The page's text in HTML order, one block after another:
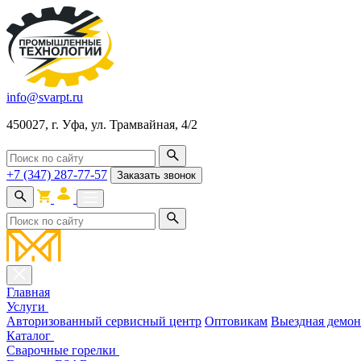
info@svarpt.ru
450027, г. Уфа, ул. Трамвайная, 4/2
+7 (347) 287-77-57 Заказать звонок
Главная
Услуги
Авторизованный сервисный центр Оптовикам Выездная
Каталог
Cварочные горелки